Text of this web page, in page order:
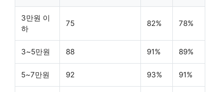
3만원 이
하
75 82% 78%
3~5만원 88 91% 89%
5~7만원 92 93% 91%